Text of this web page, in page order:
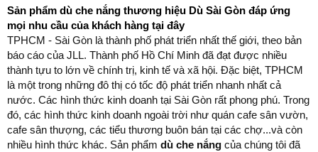
Sản phẩm dù che nắng thương hiệu Dù Sài Gòn đáp ứng
mọi nhu cầu của khách hàng tại đây
TPHCM - Sài Gòn là thành phố phát triển nhất thế giới, theo bản
báo cáo của JLL. Thành phố Hồ Chí Minh đã đạt được nhiều
thành tựu to lớn về chính trị, kinh tế và xã hội. Đặc biệt, TPHCM
là một trong những đô thị có tốc độ phát triển nhanh nhất cả
nước. Các hình thức kinh doanh tại Sài Gòn rất phong phú. Trong
đó, các hình thức kinh doanh ngoài trời như quán cafe sân vườn,
cafe sân thượng, các tiểu thương buôn bán tại các chợ...và còn
nhiều hình thức khác. Sản phẩm dù che nắng của chúng tôi đã